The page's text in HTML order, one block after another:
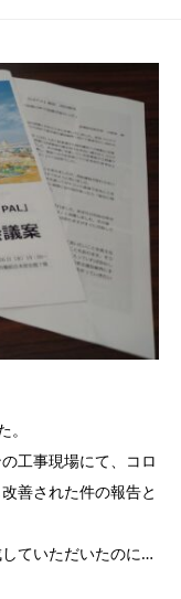
工事現場にて、コロ
善された件の報告と
ていただいたのに…